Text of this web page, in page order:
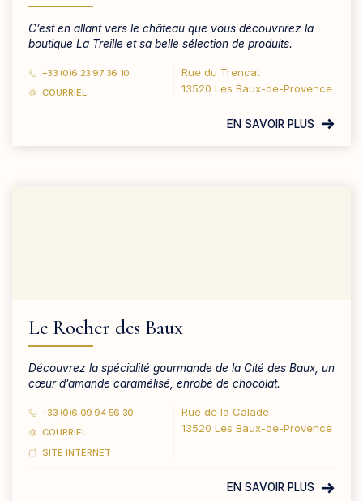
C’est en allant vers le château que vous découvrirez la
boutique La Treille et sa belle sélection de produits.
+33 (0)6 23 97 36 10
COURRIEL
Rue du Trencat
13520 Les Baux-de-Provence
EN SAVOIR PLUS
Le Rocher des Baux
Découvrez la spécialité gourmande de la Cité des Baux, un
cœur d’amande caramélisé, enrobé de chocolat.
+33 (0)6 09 94 56 30
COURRIEL
SITE INTERNET
Rue de la Calade
13520 Les Baux-de-Provence
EN SAVOIR PLUS